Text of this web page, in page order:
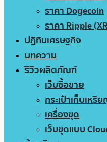
ราคา Dogecoin
ราคา Ripple
ปฏิทินเศรษฐกิจ
บทความ
รีวิวผลิตภัณฑ์
เว็บซื้อขาย
กระเป๋าเก็บเหรี
เครื่องขุด
เว็บขุดแบบ